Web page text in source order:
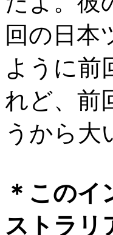
回の日本
ように前
れど、前
うから大
＊この
ストラリ